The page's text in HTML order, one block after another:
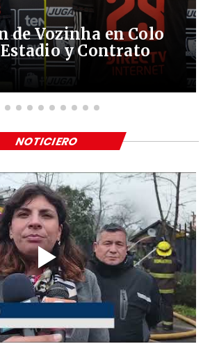
de Vozinha en Colo
Estadio y Contrato
NOTICIERO